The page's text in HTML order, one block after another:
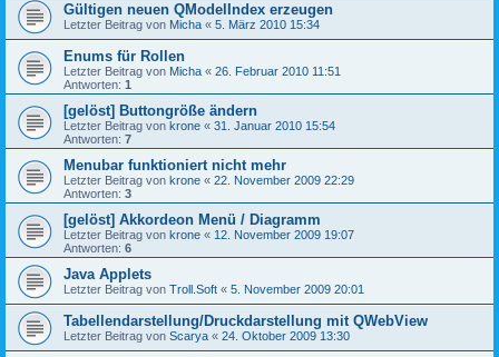
Gültigen neuen QModelIndex erzeugen
Letzter Beitrag von Micha « 5. März 2010 15:34
Enums für Rollen
Letzter Beitrag von Micha « 26. Februar 2010 11:51
Antworten: 1
[gelöst] Buttongröße ändern
Letzter Beitrag von krone « 31. Januar 2010 15:54
Antworten: 7
Menubar funktioniert nicht mehr
Letzter Beitrag von krone « 22. November 2009 22:29
Antworten: 3
[gelöst] Akkordeon Menü / Diagramm
Letzter Beitrag von krone « 12. November 2009 19:07
Antworten: 6
Java Applets
Letzter Beitrag von Troll.Soft « 5. November 2009 20:01
Tabellendarstellung/Druckdarstellung mit QWebView
Letzter Beitrag von Scarya « 24. Oktober 2009 13:30